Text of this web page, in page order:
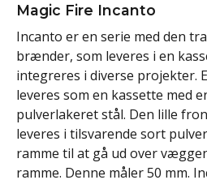
Magic Fire Incanto
Incanto er en serie med den
brænder, som leveres i en
integreres i diverse projekter.
leveres som en kassette med
pulverlakeret stål. Den lille
leveres i tilsvarende sort
ramme til at gå ud over
ramme. Denne måler 50 mm.